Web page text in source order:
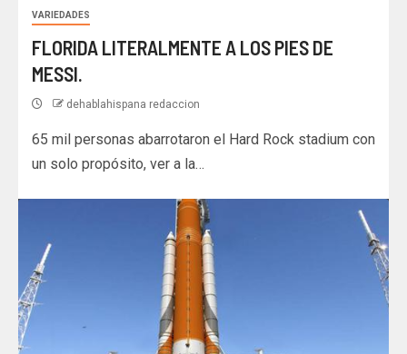
VARIEDADES
FLORIDA LITERALMENTE A LOS PIES DE
MESSI.
dehablahispana redaccion
65 mil personas abarrotaron el Hard Rock stadium con
un solo propósito, ver a la…